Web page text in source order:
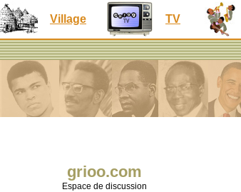
Village TV
grioo.com
Espace de discussion